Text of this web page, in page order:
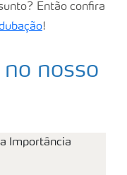
Então confira
!
nosso